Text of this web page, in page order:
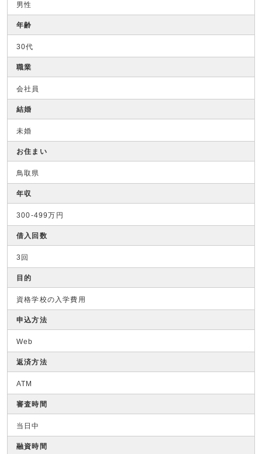
男性
年齢
30代
職業
会社員
結婚
未婚
お住まい
鳥取県
年収
300-499万円
借入回数
3回
目的
資格学校の入学費用
申込方法
Web
返済方法
ATM
審査時間
当日中
融資時間